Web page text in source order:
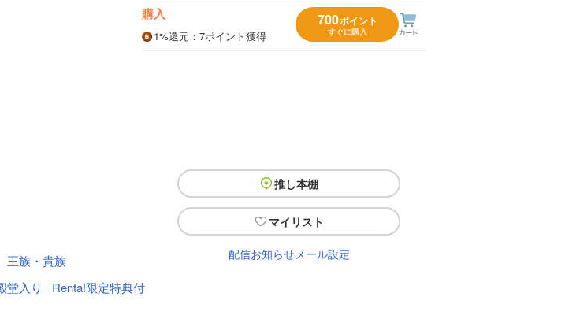
購入
1%還元 ：7ポイント獲得
700ポイント
すぐに購入
推し本棚
マイリスト
配信お知らせメール設定
王族・貴族
堂入り Renta!限定特典付